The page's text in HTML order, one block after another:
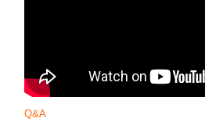
Q&A